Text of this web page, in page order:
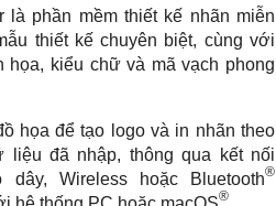
là phần mềm thiết kế nhãn miễn
thiết kế chuyên biệt, cùng với
họa, kiểu chữ và mã vạch phong
họa để tạo logo và in nhãn theo
đã nhập, thông qua kết nối
Wireless hoặc Bluetooth®
®